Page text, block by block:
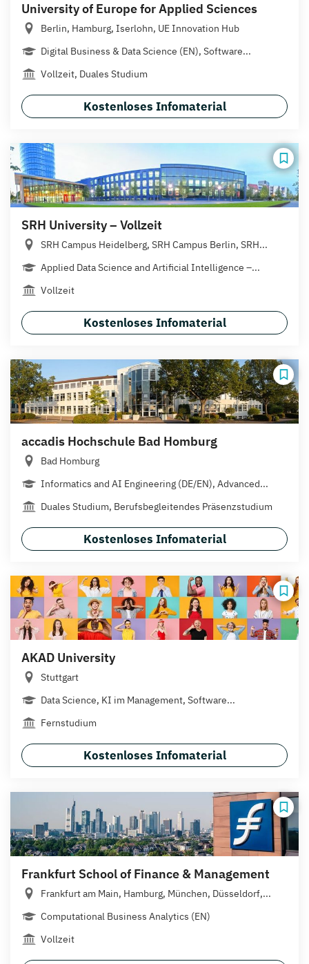
University of Europe for Applied Sciences
Berlin, Hamburg, Iserlohn, UE Innovation Hub
Digital Business & Data Science (EN), Software...
Vollzeit, Duales Studium
Kostenloses Infomaterial
SRH University – Vollzeit
SRH Campus Heidelberg, SRH Campus Berlin, SRH...
Applied Data Science and Artificial Intelligence –...
Vollzeit
Kostenloses Infomaterial
accadis Hochschule Bad Homburg
Bad Homburg
Informatics and AI Engineering (DE/EN), Advanced...
Duales Studium, Berufsbegleitendes Präsenzstudium
Kostenloses Infomaterial
AKAD University
Stuttgart
Data Science, KI im Management, Software...
Fernstudium
Kostenloses Infomaterial
Frankfurt School of Finance & Management
Frankfurt am Main, Hamburg, München, Düsseldorf,...
Computational Business Analytics (EN)
Vollzeit